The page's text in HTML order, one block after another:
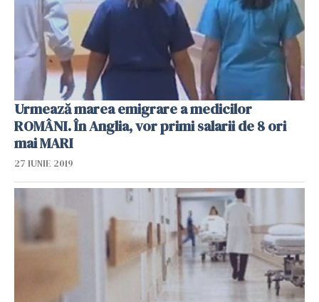
Urmează marea emigrare a medicilor
ROMÂNI. În Anglia, vor primi salarii de 8 ori
mai MARI
27 IUNIE 2019